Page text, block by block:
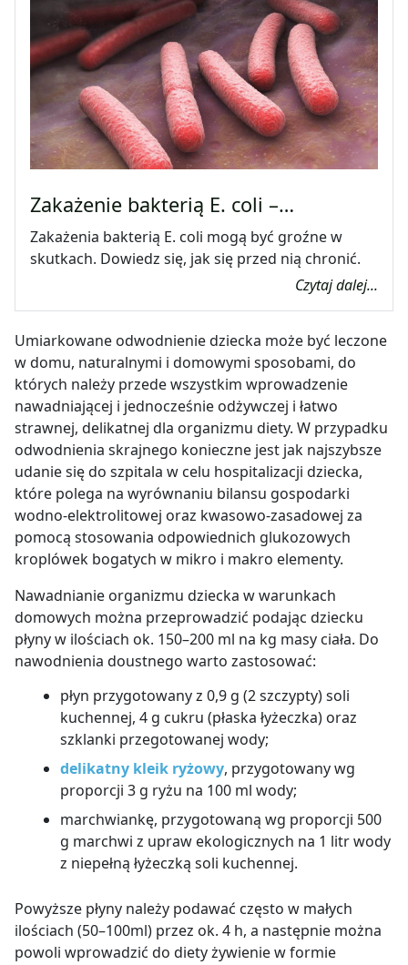
Zakażenie bakterią E. coli –…
Zakażenia bakterią E. coli mogą być groźne w
skutkach. Dowiedz się, jak się przed nią chronić.
Czytaj dalej...
Umiarkowane odwodnienie dziecka może być leczone
w domu, naturalnymi i domowymi sposobami, do
których należy przede wszystkim wprowadzenie
nawadniającej i jednocześnie odżywczej i łatwo
strawnej, delikatnej dla organizmu diety. W przypadku
odwodnienia skrajnego konieczne jest jak najszybsze
udanie się do szpitala w celu hospitalizacji dziecka,
które polega na wyrównaniu bilansu gospodarki
wodno-elektrolitowej oraz kwasowo-zasadowej za
pomocą stosowania odpowiednich glukozowych
kroplówek bogatych w mikro i makro elementy.
Nawadnianie organizmu dziecka w warunkach
domowych można przeprowadzić podając dziecku
płyny w ilościach ok. 150–200 ml na kg masy ciała. Do
nawodnienia doustnego warto zastosować:
płyn przygotowany z 0,9 g (2 szczypty) soli
kuchennej, 4 g cukru (płaska łyżeczka) oraz
szklanki przegotowanej wody;
delikatny kleik ryżowy, przygotowany wg
proporcji 3 g ryżu na 100 ml wody;
marchwiankę, przygotowaną wg proporcji 500
g marchwi z upraw ekologicznych na 1 litr wody
z niepełną łyżeczką soli kuchennej.
Powyższe płyny należy podawać często w małych
ilościach (50–100ml) przez ok. 4 h, a następnie można
powoli wprowadzić do diety żywienie w formie